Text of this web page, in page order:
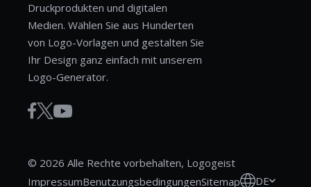
Druckprodukten und digitalen
Medien. Wählen Sie aus Hunderten
von Logo-Vorlagen und gestalten Sie
Ihr Design ganz einfach mit unserem
Logo-Generator.
© 2026 Alle Rechte vorbehalten, Logogeist
ImpressumBenutzungsbedingungenSitemap DE